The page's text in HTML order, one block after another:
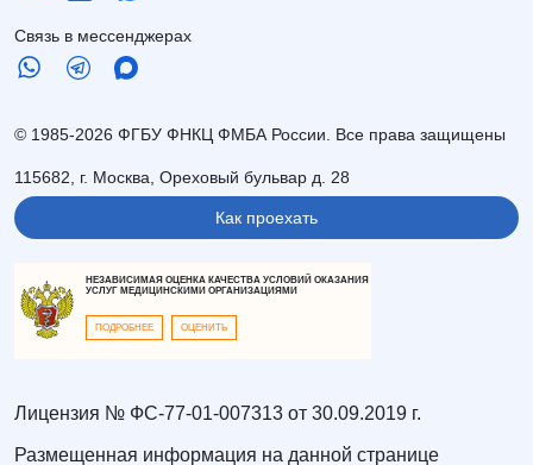
Связь в мессенджерах
© 1985-2026 ФГБУ ФНКЦ ФМБА России. Все права защищены
115682, г. Москва, Ореховый бульвар д. 28
Как проехать
НЕЗАВИСИМАЯ ОЦЕНКА КАЧЕСТВА УСЛОВИЙ ОКАЗАНИЯ
УСЛУГ МЕДИЦИНСКИМИ ОРГАНИЗАЦИЯМИ
ПОДРОБНЕЕ ОЦЕНИТЬ
Лицензия № ФС-77-01-007313 от 30.09.2019 г.
Размещенная информация на данной странице